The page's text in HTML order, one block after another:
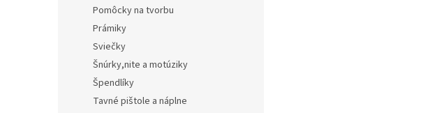
Pomôcky na tvorbu
Prámiky
Sviečky
Šnúrky,nite a motúziky
Špendlíky
Tavné pištole a náplne